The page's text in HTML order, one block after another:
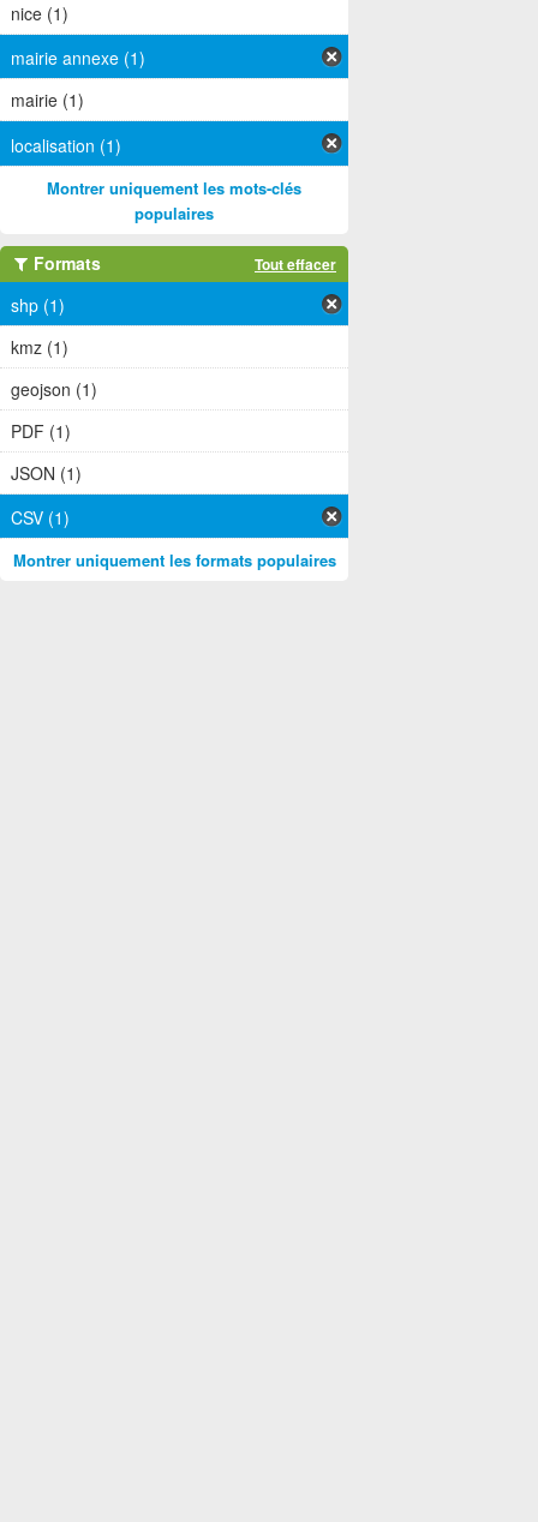
nice (1)
mairie annexe (1)
mairie (1)
localisation (1)
Montrer uniquement les mots-clés
populaires
Formats Tout effacer
shp (1)
kmz (1)
geojson (1)
PDF (1)
JSON (1)
CSV (1)
Montrer uniquement les formats populaires